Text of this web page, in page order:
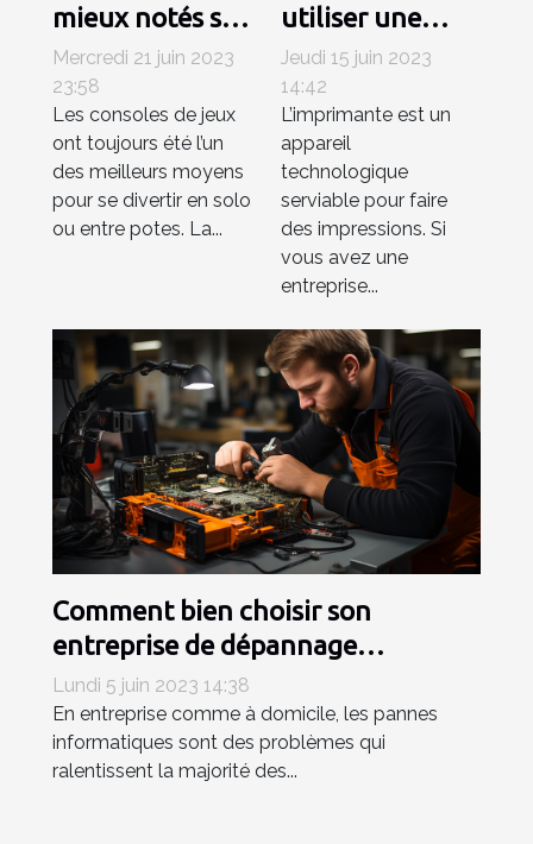
mieux notés sur
la PlayStation 5
Mercredi 21 juin 2023
23:58
Les consoles de jeux
ont toujours été l’un
des meilleurs moyens
pour se divertir en solo
ou entre potes. La...
utiliser une
imprimante
professionnelle
pour votre
entreprise ?
Jeudi 15 juin 2023
14:42
L’imprimante est un
appareil
technologique
serviable pour faire
des impressions. Si
vous avez une
entreprise...
Comment bien choisir son
entreprise de dépannage
informatique ?
Lundi 5 juin 2023 14:38
En entreprise comme à domicile, les pannes
informatiques sont des problèmes qui
ralentissent la majorité des...